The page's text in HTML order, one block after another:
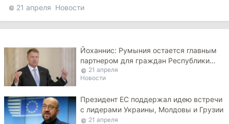
21 апреля Новости
Йоханнис: Румыния остается главным
партнером для граждан Республики
Молдова
21 апреля
Новости
Президент ЕС поддержал идею встречи
с лидерами Украины, Молдовы и Грузии
21 апреля